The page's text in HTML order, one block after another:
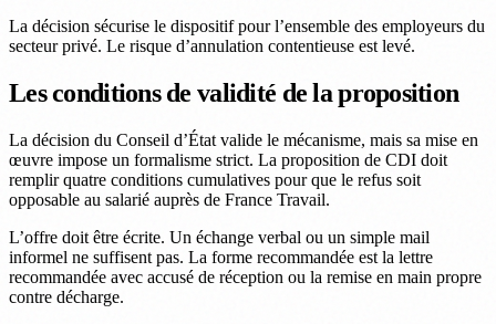
La décision sécurise le dispositif pour l’ensemble des employeurs du
secteur privé. Le risque d’annulation contentieuse est levé.
Les conditions de validité de la proposition
La décision du Conseil d’État valide le mécanisme, mais sa mise en
œuvre impose un formalisme strict. La proposition de CDI doit
remplir quatre conditions cumulatives pour que le refus soit
opposable au salarié auprès de France Travail.
L’offre doit être écrite. Un échange verbal ou un simple mail
informel ne suffisent pas. La forme recommandée est la lettre
recommandée avec accusé de réception ou la remise en main propre
contre décharge.